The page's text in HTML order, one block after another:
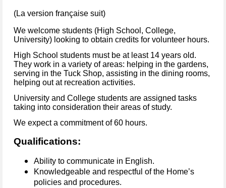
(La version française suit)
We welcome students (High School, College,
University) looking to obtain credits for volunteer hours.
High School students must be at least 14 years old.
They work in a variety of areas: helping in the gardens,
serving in the Tuck Shop, assisting in the dining rooms,
helping out at recreation activities.
University and College students are assigned tasks
taking into consideration their areas of study.
We expect a commitment of 60 hours.
Qualifications:
Ability to communicate in English.
Knowledgeable and respectful of the Home’s
policies and procedures.